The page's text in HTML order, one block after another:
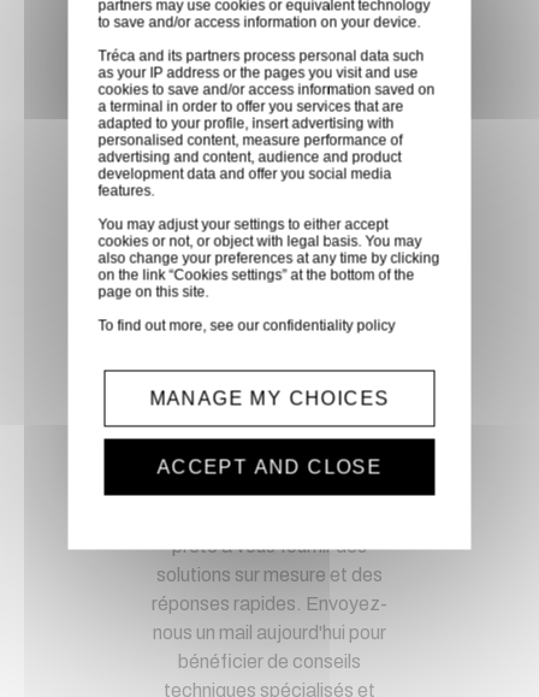
dans les points relais de notre
partenaire GLS, partout en
France métropolitaine et en
Europe entre 24h et 48h après
mise à disposition des produits
à notre transporteur.
Paiement sécurisé
Paiement CB, virement,
Optez pour la tranquillité
d'esprit en confiant vos
demandes techniques et devis
prête à vous fournir des
solutions sur mesure et des
réponses rapides. Envoyez-
nous un mail aujourd'hui pour
bénéficier de conseils
techniques spécialisés et
partners may use cookies or equivalent technology
to save and/or access information on your device.
Tréca and its partners process personal data such
as your IP address or the pages you visit and use
cookies to save and/or access information saved on
a terminal in order to offer you services that are
adapted to your profile, insert advertising with
personalised content, measure performance of
advertising and content, audience and product
development data and offer you social media
features.
You may adjust your settings to either accept
cookies or not, or object with legal basis. You may
also change your preferences at any time by clicking
on the link “Cookies settings” at the bottom of the
page on this site.
To find out more, see ourconfidentiality policy
MANAGE MY CHOICES
ACCEPT AND CLOSE